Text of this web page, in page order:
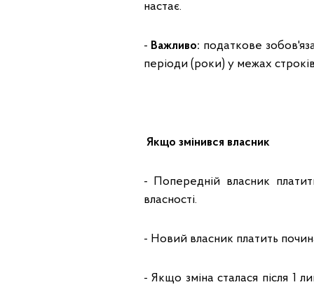
настає.
- Важливо: податкове
періоди (роки) у межах
Якщо змінився власник
- Попередній власник
власності.
- Новий власник платить
- Якщо зміна сталася після 1